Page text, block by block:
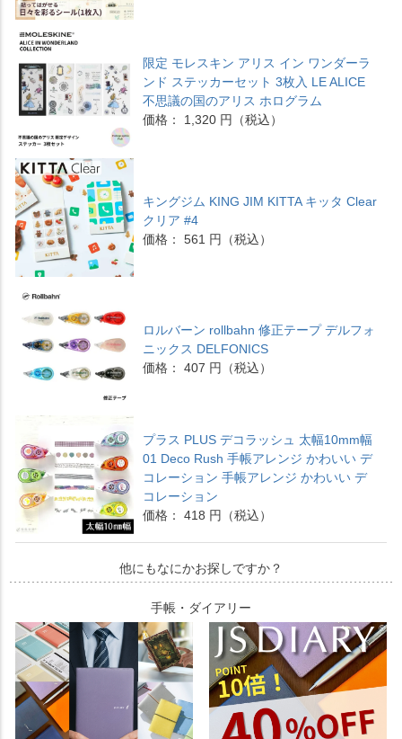
限定 モレスキン アリス イン ワンダーラ
ンド ステッカーセット 3枚入 LE ALICE
不思議の国のアリス ホログラム
価格： 1,320 円（税込）
キングジム KING JIM KITTA キッタ Clear
クリア #4
価格： 561 円（税込）
ロルバーン rollbahn 修正テープ デルフォ
ニックス DELFONICS
価格： 407 円（税込）
プラス PLUS デコラッシュ 太幅10mm幅
01 Deco Rush 手帳アレンジ かわいい デ
コレーション 手帳アレンジ かわいい デ
コレーション
価格： 418 円（税込）
他にもなにかお探しですか？
手帳・ダイアリー